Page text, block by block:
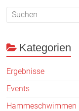
Kategorien
Ergebnisse
Events
Hammeschwimmen